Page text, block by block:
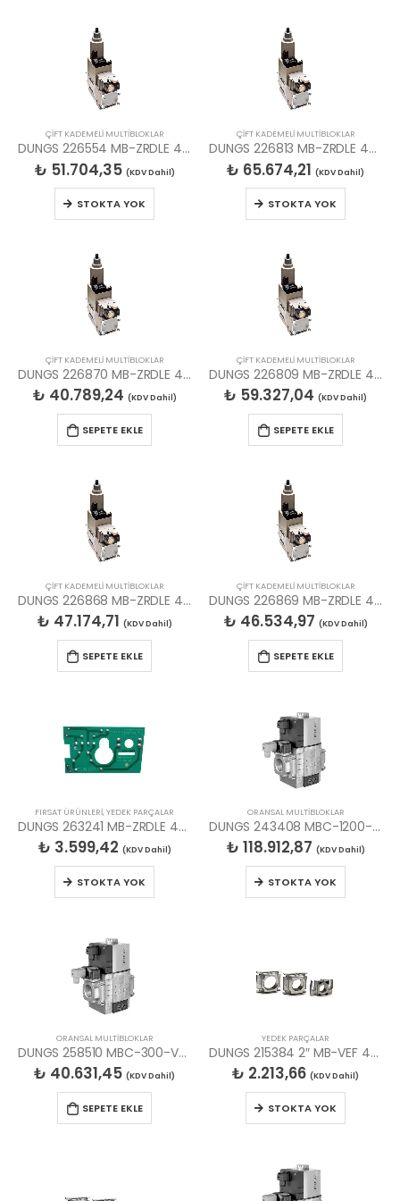
ÇİFT KADEMELİ MULTİBLOKLAR
DUNGS 226554 MB-ZRDLE 410 B01 S20 MULTIBLOK
₺ 51.704,35(KDV Dahil)
STOKTA YOK
ÇİFT KADEMELİ MULTİBLOKLAR
DUNGS 226813 MB-ZRDLE 420 B01 S50 MULTIBLOK
₺ 65.674,21 (KDV Dahil)
STOKTA YOK
ÇİFT KADEMELİ MULTİBLOKLAR
DUNGS 226870 MB-ZRDLE 407 B01 S50 MULTIBLOK
₺ 40.789,24 (KDV Dahil)
SEPETE EKLE
ÇİFT KADEMELİ MULTİBLOKLAR
DUNGS 226809 MB-ZRDLE 415 B01 S50 MULTIBLOK
₺ 59.327,04 (KDV Dahil)
SEPETE EKLE
ÇİFT KADEMELİ MULTİBLOKLAR
DUNGS 226868 MB-ZRDLE 412 B01 S50 MULTIBLOK
₺ 47.174,71 (KDV Dahil)
SEPETE EKLE
ÇİFT KADEMELİ MULTİBLOKLAR
DUNGS 226869 MB-ZRDLE 410 B01 S50 MULTIBLOK
₺ 46.534,97 (KDV Dahil)
SEPETE EKLE
FIRSAT ÜRÜNLERİ,YEDEK PARÇALAR
DUNGS 263241 MB-ZRDLE 405/407 İÇİN ELETRONİK KART
₺ 3.599,42 (KDV Dahil)
STOKTA YOK
ORANSAL MULTİBLOKLAR
DUNGS 243408 MBC-1200-SE S82 ORANSAL MULTİBLOK
₺ 118.912,87 (KDV Dahil)
STOKTA YOK
ORANSAL MULTİBLOKLAR
DUNGS 258510 MBC-300-VEF ORANSAL MULTİBLOK
₺ 40.631,45 (KDV Dahil)
SEPETE EKLE
YEDEK PARÇALAR
DUNGS 215384 2″ MB-VEF 425 VS FLANŞ
₺ 2.213,66 (KDV Dahil)
STOKTA YOK